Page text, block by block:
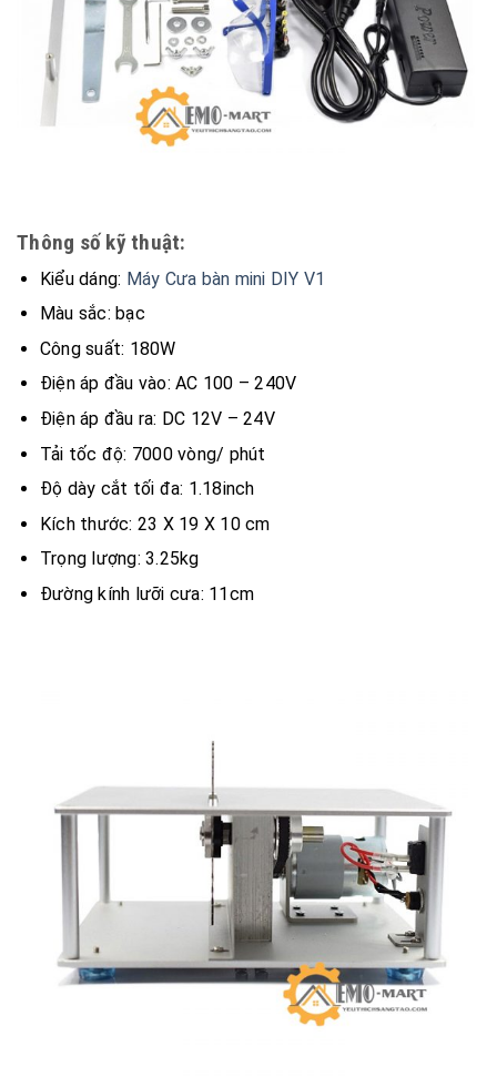
Thông số kỹ thuật:
Kiểu dáng: Máy Cưa bàn mini DIY V1
Màu sắc: bạc
Công suất: 180W
Điện áp đầu vào: AC 100 – 240V
Điện áp đầu ra: DC 12V – 24V
Tải tốc độ: 7000 vòng/ phút
Độ dày cắt tối đa: 1.18inch
Kích thước: 23 X 19 X 10 cm
Trọng lượng: 3.25kg
Đường kính lưỡi cưa: 11cm